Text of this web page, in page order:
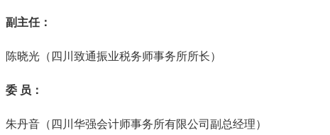
副主任：
陈晓光（四川致通振业税务师事务所所长）
委 员：
朱丹音（四川华强会计师事务所有限公司副总经理）